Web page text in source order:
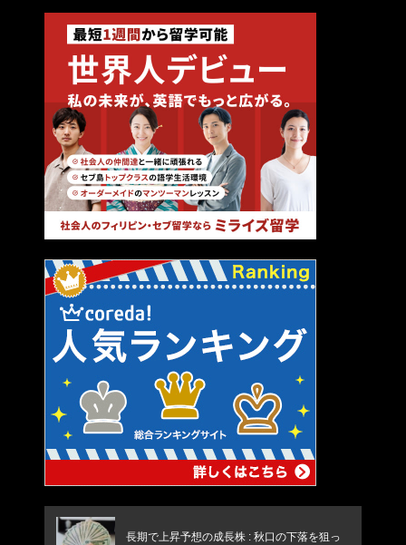
長期で上昇予想の成長株 : 秋口の下落を狙っ